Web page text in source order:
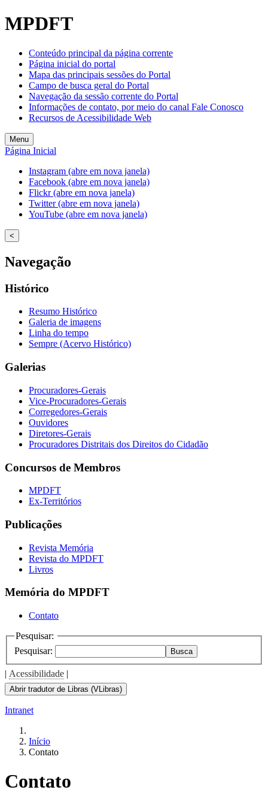
MPDFT
Conteúdo principal da página corrente
Página inicial do portal
Mapa das principais sessões do Portal
Campo de busca geral do Portal
Navegação da sessão corrente do Portal
Informações de contato, por meio do canal Fale Conosco
Recursos de Acessibilidade Web
Menu
Página Inicial
Instagram (abre em nova janela)
Facebook (abre em nova janela)
Flickr (abre em nova janela)
Twitter (abre em nova janela)
YouTube (abre em nova janela)
<
Navegação
Histórico
Resumo Histórico
Galeria de imagens
Linha do tempo
Sempre (Acervo Histórico)
Galerias
Procuradores-Gerais
Vice-Procuradores-Gerais
Corregedores-Gerais
Ouvidores
Diretores-Gerais
Procuradores Distritais dos Direitos do Cidadão
Concursos de Membros
MPDFT
Ex-Territórios
Publicações
Revista Memória
Revista do MPDFT
Livros
Memória do MPDFT
Contato
Pesquisar:
Pesquisar:
Busca
| Acessibilidade |
Abrir tradutor de Libras (VLibras)
Intranet
Início
Contato
Contato